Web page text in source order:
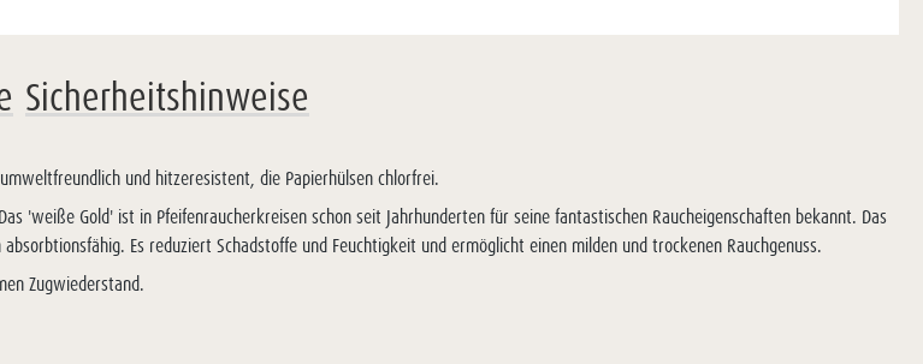
Sicherheitshinweise
und hitzeresistent, die Papierhülsen chlorfrei.
'weiße Gold' ist in Pfeifenraucherkreisen schon seit Jahrhunderten für seine fantastischen Raucheigenschaften bekannt. Das
Es reduziert Schadstoffe und Feuchtigkeit und ermöglicht einen milden und trockenen Rauchgenuss.
Zugwiederstand.